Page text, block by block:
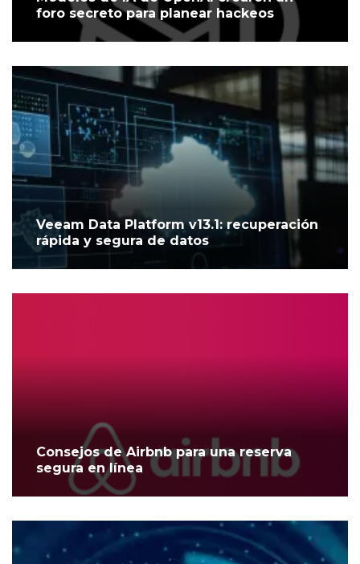
foro secreto para planear hackeos
Veeam Data Platform v13.1: recuperación
rápida y segura de datos
Consejos de Airbnb para una reserva
segura en línea